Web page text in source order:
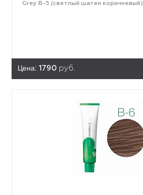
Grey B-5 (светлый шатен коричневый)
Цена: 1790 руб.